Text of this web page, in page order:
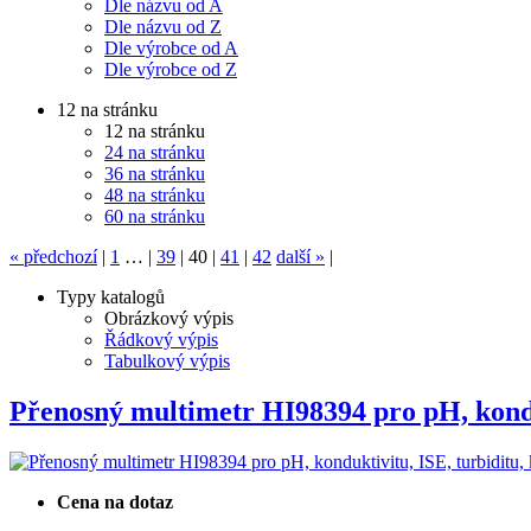
Dle názvu od A
Dle názvu od Z
Dle výrobce od A
Dle výrobce od Z
12 na stránku
12 na stránku
24 na stránku
36 na stránku
48 na stránku
60 na stránku
« předchozí 1 … 39 40 41 42 další »
Typy katalogů
Obrázkový výpis
Řádkový výpis
Tabulkový výpis
Přenosný multimetr HI98394 pro pH,
Cena na dotaz